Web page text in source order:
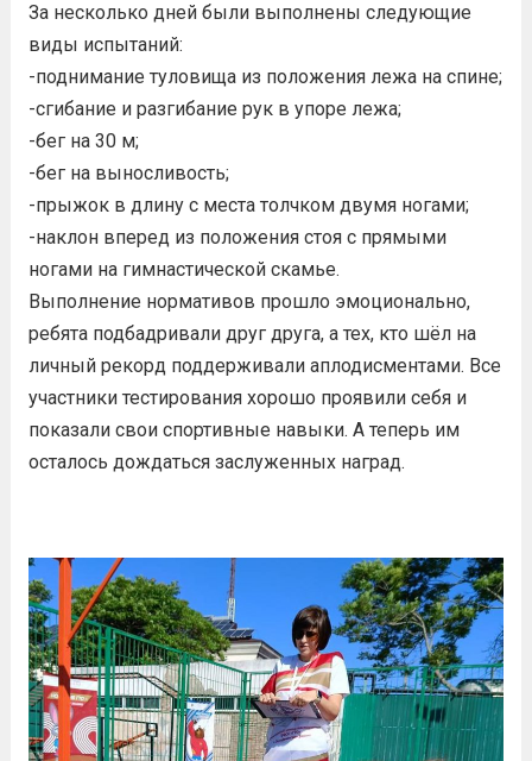
За несколько дней были выполнены следующие
виды испытаний:
-поднимание туловища из положения лежа на спине;
-сгибание и разгибание рук в упоре лежа;
-бег на 30 м;
-бег на выносливость;
-прыжок в длину с места толчком двумя ногами;
-наклон вперед из положения стоя с прямыми
ногами на гимнастической скамье.
Выполнение нормативов прошло эмоционально,
ребята подбадривали друг друга, а тех, кто шёл на
личный рекорд поддерживали аплодисментами. Все
участники тестирования хорошо проявили себя и
показали свои спортивные навыки. А теперь им
осталось дождаться заслуженных наград.